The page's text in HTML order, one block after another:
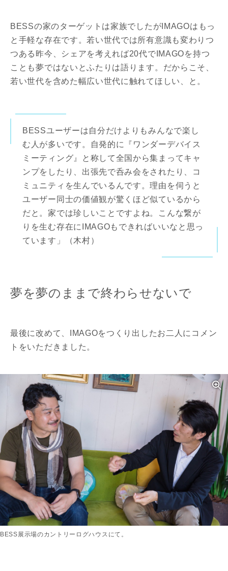
BESSの家のターゲットは家族でしたがIMAGOはもっ
と手軽な存在です。若い世代では所有意識も変わりつ
つある昨今、シェアを考えれば20代でIMAGOを持つ
ことも夢ではないとふたりは語ります。だからこそ、
若い世代を含めた幅広い世代に触れてほしい、と。
BESSユーザーは自分だけよりもみんなで楽し
む人が多いです。自発的に『ワンダーデバイス
ミーティング』と称して全国から集まってキャ
ンプをしたり、出張先で呑み会をされたり、コ
ミュニティを生んでいるんです。理由を伺うと
ユーザー同士の価値観が驚くほど似ているから
だと。家では珍しいことですよね。こんな繋が
りを生む存在にIMAGOもできればいいなと思っ
ています」（木村）
夢を夢のままで終わらせないで
最後に改めて、IMAGOをつくり出したお二人にコメン
トをいただきました。
BESS展示場のカントリーログハウスにて。